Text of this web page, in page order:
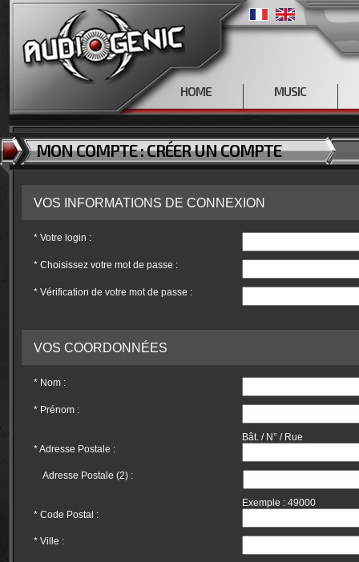
HOME MUSIC
MON COMPTE : CRÉER UN COMPTE
VOS INFORMATIONS DE CONNEXION
* Votre login :
* Choisissez votre mot de passe :
* Vérification de votre mot de passe :
VOS COORDONNÉES
* Nom :
* Prénom :
*Adresse Postale :
Bât. / N° / Rue
Adresse Postale (2) :
* Code Postal :
Exemple : 49000
* Ville :